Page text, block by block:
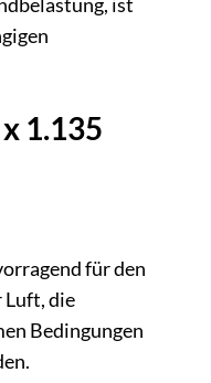
ist
1.135
für den
Luft, die
Bedingungen